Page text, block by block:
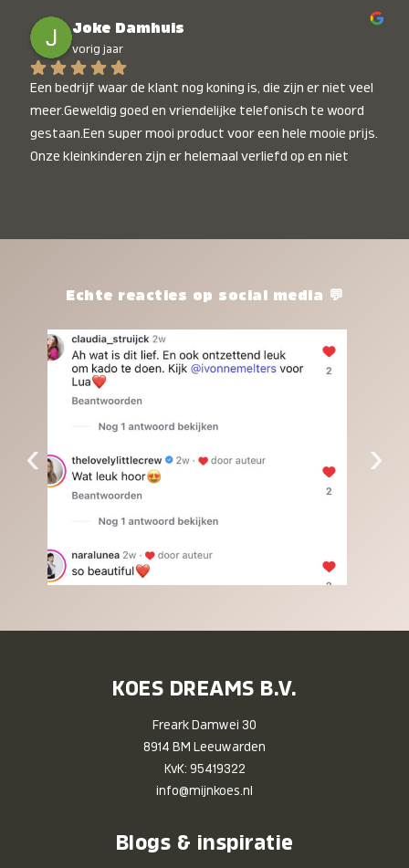
Joke Damhuis
vorig jaar
Een bedrijf waar de klant nog koning is, die zijn er niet veel
meer.Geweldig goed en vriendelijke telefonisch te woord
gestaan.Een super mooi product voor een hele mooie prijs.
Onze kleinkinderen zijn er helemaal verliefd op en niet
het waard.Echte reacties op social media 💬
‹ ›
KOES DREAMS B.V.
Freark Damwei 30
8914 BM Leeuwarden
KvK: 95419322
info@mijnkoes.nl
Blogs & inspiratie